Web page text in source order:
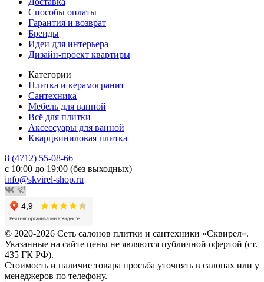
Способы оплаты
Гарантия и возврат
Бренды
Идеи для интерьера
Дизайн-проект квартиры
Категории
Плитка и керамогранит
Сантехника
Мебель для ванной
Всё для плитки
Аксессуары для ванной
Кварцвиниловая плитка
8 (4712) 55-08-66
с 10:00 до 19:00 (без выходных)
info@skvirel-shop.ru
© 2020-2026 Сеть салонов плитки и сантехники «Сквирел».
Указанные на сайте цены не являются публичной офертой (ст.
435 ГК РФ).
Стоимость и наличие товара просьба уточнять в салонах или у
менеджеров по телефону.